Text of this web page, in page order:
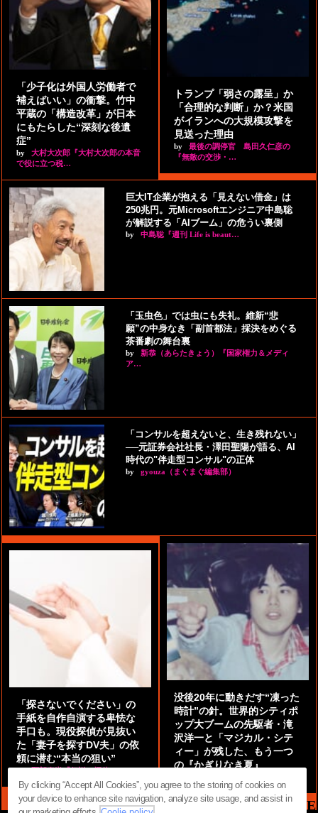
「少子化は外国人労働者で
補えばいい」の衝撃。竹中
平蔵の「構造改革」が日本
にもたらした“深刻な後遺
症”
by
大村大次郎『大村大次郎の本音
で役に立つ税…
トランプ「弱さの露呈」か
「合理的な判断」か？米国
がイランへの大規模攻撃を
見送った理由
by
最後の調停官 島田久仁彦の
『無敵の交渉・…
巨大IT企業が抱える「見えない借金」は
250兆円。元Microsoftエンジニア中島聡
が解説する「AIブーム」の危うい裏側
by 中島聡『週刊 Life is beaut…
「玉虫色」では虫にも失礼。維新“悲
願”の中身なき「副首都法」採決をめぐる
茶番劇の舞台裏
by
新恭（あらたきょう）『国家権力＆メディ
ア…
「コンサルを超えないと、生き残れない」
──元証券会社社長・澤田聖陽が語る、AI
時代の"伴走型コンサル"の正体
by gyouza（まぐまぐ編集部）
「探さないでください」の
手紙を自作自演する卑怯な
手口も。現役探偵が見抜い
た「妻子を探すDV夫」の依
頼に潜む“本当の狙い”
by 阿部泰尚『伝説の探偵』
没後20年に動きだす“凍った
時計”の針。世界的シティポ
ップ大ブームの先駆者・滝
沢洋一と「マジカル・シテ
ィー」が残した、もう一つ
の『かぎりなき夏』
MAG2 NEWS HEADLINE
By clicking “Accept All Cookies”, you agree to the storing of cookies on
your device to enhance site navigation, analyze site usage, and assist in